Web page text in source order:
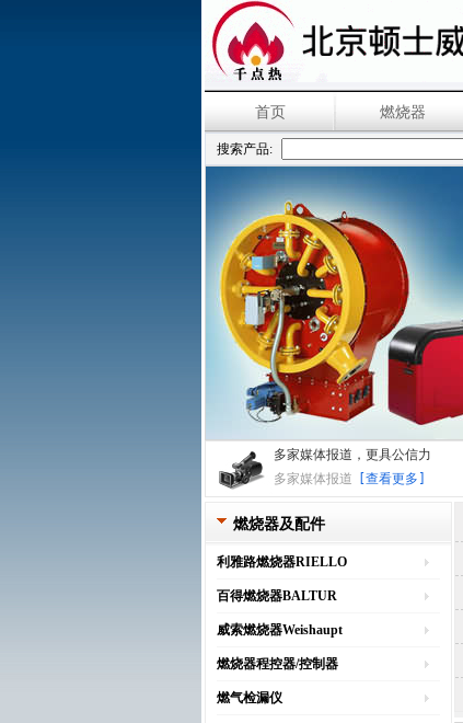
首页 燃烧器
搜索产品:
多家媒体报道，更具公信力
多家媒体报道
[查看更多]
燃烧器及配件
利雅路燃烧器RIELLO
百得燃烧器BALTUR
威索燃烧器Weishaupt
燃烧器程控器/控制器
燃气检漏仪